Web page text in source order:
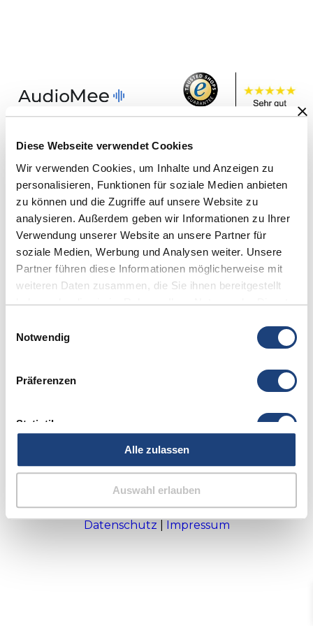
Diese Webseite verwendet Cookies
Wir verwenden Cookies, um Inhalte und Anzeigen zu
personalisieren, Funktionen für soziale Medien anbieten
zu können und die Zugriffe auf unsere Website zu
analysieren. Außerdem geben wir Informationen zu Ihrer
Verwendung unserer Website an unsere Partner für
soziale Medien, Werbung und Analysen weiter. Unsere
Partner führen diese Informationen möglicherweise mit
weiteren Daten zusammen, die Sie ihnen bereitgestellt
haben oder die sie im Rahmen Ihrer Nutzung der Dienste
Notwendig
Präferenzen
Statistiken
Marketing
Details zeigen
Alle zulassen
Auswahl erlauben